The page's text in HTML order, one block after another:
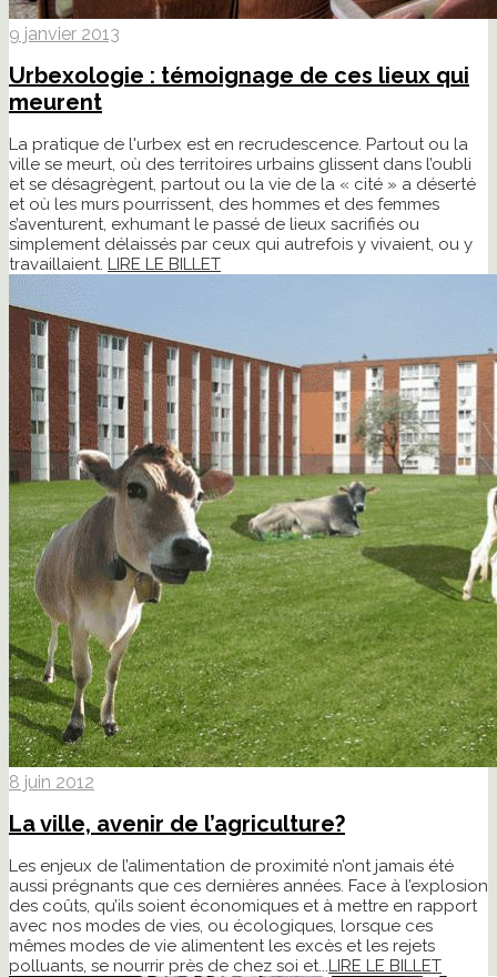
9 janvier 2013
Urbexologie : témoignage de ces lieux qui
meurent
La pratique de l'urbex est en recrudescence. Partout ou la
ville se meurt, où des territoires urbains glissent dans l’oubli
et se désagrègent, partout ou la vie de la « cité » a déserté
et où les murs pourrissent, des hommes et des femmes
s’aventurent, exhumant le passé de lieux sacrifiés ou
simplement délaissés par ceux qui autrefois y vivaient, ou y
travaillaient. LIRE LE BILLET
8 juin 2012
La ville, avenir de l’agriculture?
Les enjeux de l’alimentation de proximité n’ont jamais été
aussi prégnants que ces dernières années. Face à l’explosion
des coûts, qu’ils soient économiques et à mettre en rapport
avec nos modes de vies, ou écologiques, lorsque ces
mêmes modes de vie alimentent les excès et les rejets
polluants, se nourrir près de chez soi et...LIRE LE BILLET